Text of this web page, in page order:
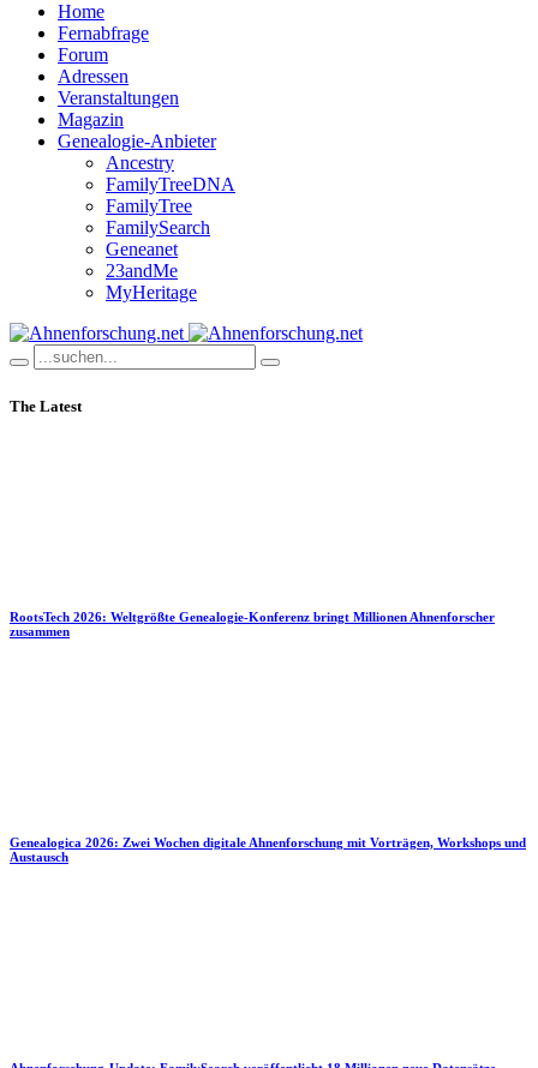
Home
Fernabfrage
Forum
Adressen
Veranstaltungen
Magazin
Genealogie-Anbieter
Ancestry
FamilyTreeDNA
FamilyTree
FamilySearch
Geneanet
23andMe
MyHeritage
The Latest
RootsTech 2026: Weltgrößte Genealogie-Konferenz bringt Millionen Ahnenforscher
zusammen
Genealogica 2026: Zwei Wochen digitale Ahnenforschung mit Vorträgen, Workshops und
Austausch